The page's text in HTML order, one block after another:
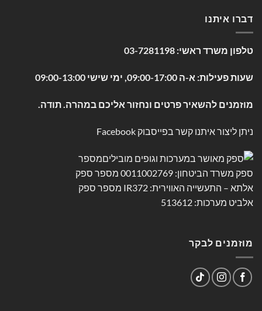
דברו איתנו
טלפון משרד ראשי: 03-7281198
שעות פעילות: א-ה 09:00-17:00, ימי שישי 09:00-13:00
מוזמנים להשאיר פרטים ונחזור אליכם במהרה. תודה.
ניתן ליצור איתנו קשר בפייסבוק Facebook
מוזמנים לבקר